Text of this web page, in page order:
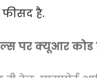
फीसद है.
पर क्यूआर कोड